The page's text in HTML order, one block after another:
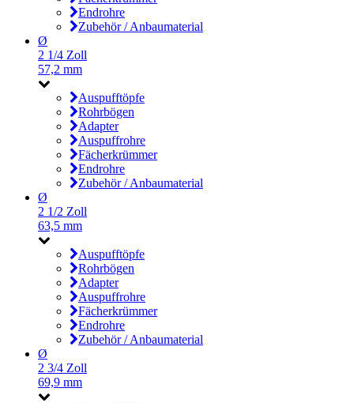
Endrohre
Zubehör / Anbaumaterial
Ø
2 1/4 Zoll
57,2 mm
Auspufftöpfe
Rohrbögen
Adapter
Auspuffrohre
Fächerkrümmer
Endrohre
Zubehör / Anbaumaterial
Ø
2 1/2 Zoll
63,5 mm
Auspufftöpfe
Rohrbögen
Adapter
Auspuffrohre
Fächerkrümmer
Endrohre
Zubehör / Anbaumaterial
Ø
2 3/4 Zoll
69,9 mm